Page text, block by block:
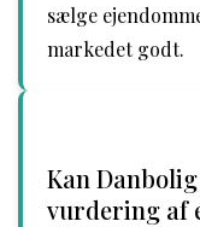
sælge
markedet godt.
Kan
vurdering af